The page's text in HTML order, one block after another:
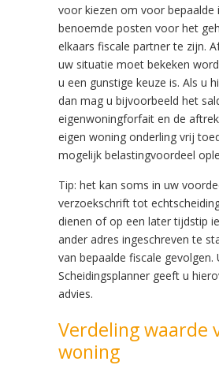
voor kiezen om voor bepaalde
benoemde posten voor het
elkaars fiscale partner te zijn.
uw situatie moet bekeken
u een gunstige keuze is. Als u
dan mag u bijvoorbeeld het
eigenwoningforfait en de
eigen woning onderling vrij
mogelijk belastingvoordeel
Tip: het kan soms in uw
verzoekschrift tot
dienen of op een later tijdstip
ander adres ingeschreven te
van bepaalde fiscale gevolgen.
Scheidingsplanner geeft u
advies.
Verdeling waarde
woning